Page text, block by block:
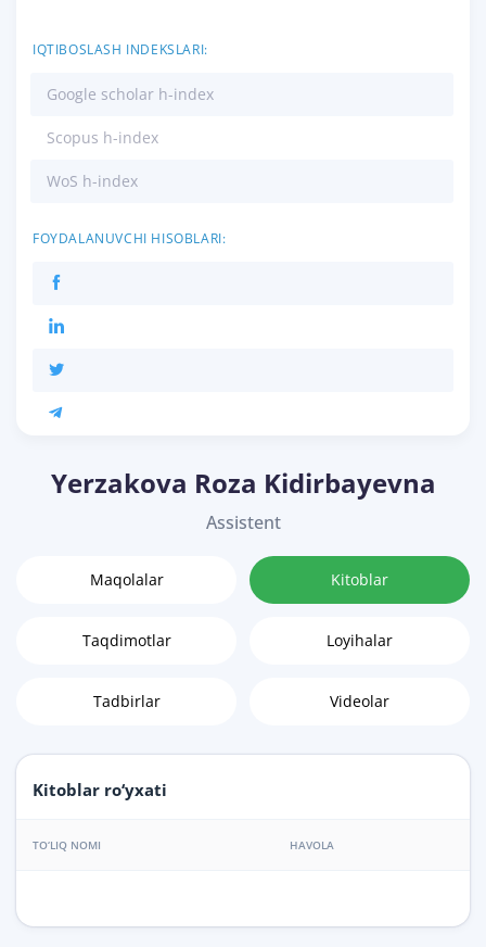
IQTIBOSLASH INDEKSLARI:
Google scholar h-index
Scopus h-index
WoS h-index
FOYDALANUVCHI HISOBLARI:
Yerzakova Roza Kidirbayevna
Assistent
Maqolalar Kitoblar
Taqdimotlar Loyihalar
Tadbirlar Videolar
Kitoblar ro‘yxati
TO‘LIQ NOMI HAVOLA